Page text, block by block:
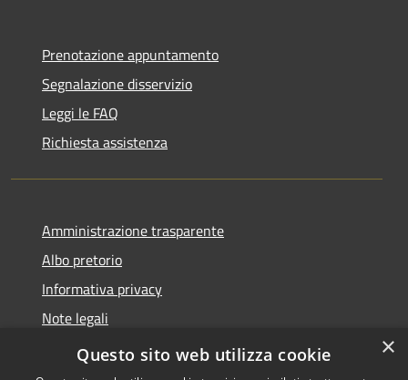
Prenotazione appuntamento
Segnalazione disservizio
Leggi le FAQ
Richiesta assistenza
Amministrazione trasparente
Albo pretorio
Informativa privacy
Note legali
Dichiarazione di accessibilità
×
Questo sito web utilizza cookie